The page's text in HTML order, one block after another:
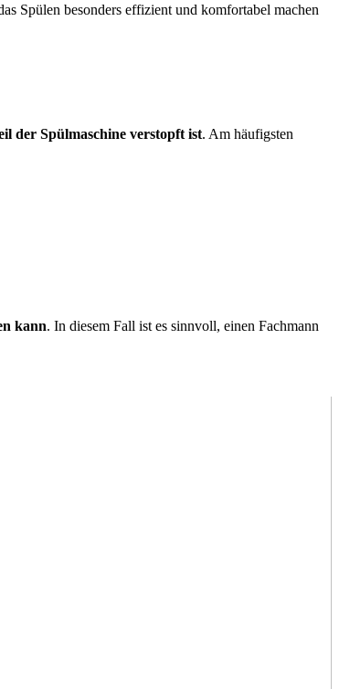
Spülen besonders effizient und komfortabel machen
der Spülmaschine verstopft ist. Am häufigsten
kann. In diesem Fall ist es sinnvoll, einen Fachmann